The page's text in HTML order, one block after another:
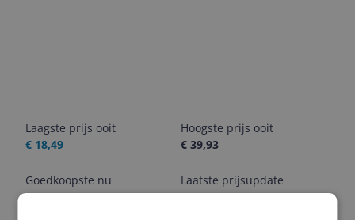
Laagste prijs ooit
€ 18,49
Hoogste prijs ooit
€ 39,93
Goedkoopste nu
€ 21,99
Laatste prijsupdate
10-08-2026